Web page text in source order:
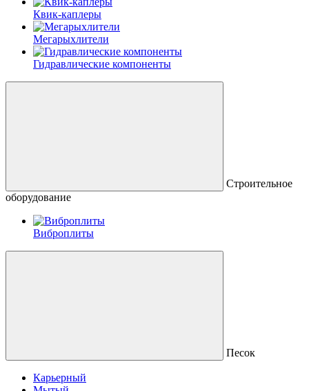
Квик-каплеры
Мегарыхлители
Гидравлические компоненты
Строительное
оборудование
Виброплиты
Песок
Карьерный